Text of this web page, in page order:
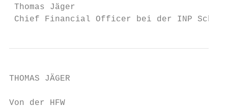
Thomas Jäger
Chief Financial Officer bei der INP
THOMAS JÄGER
Von der HFW